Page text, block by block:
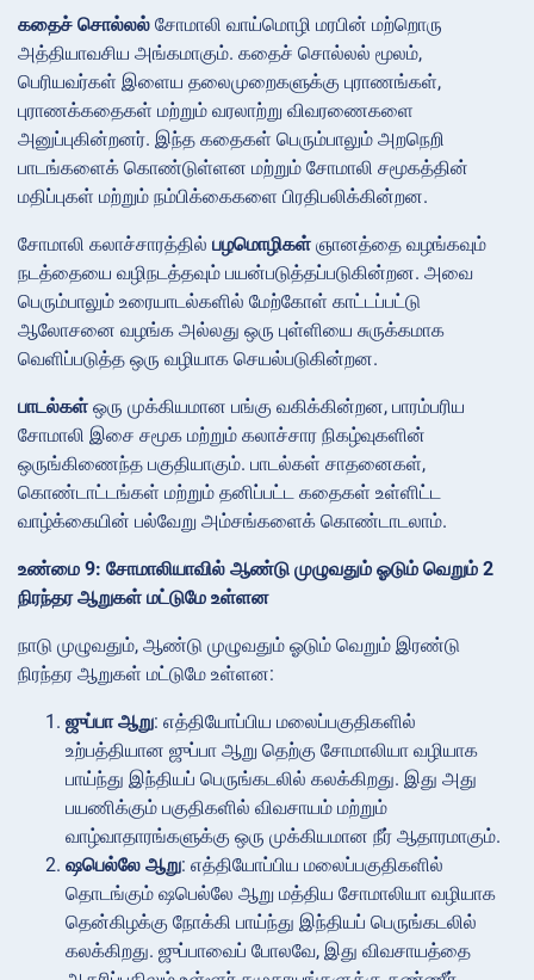
கதைச் சொல்லல் சோமாலி வாய்மொழி மரபின் மற்றொரு
அத்தியாவசிய அங்கமாகும். கதைச் சொல்லல் மூலம்,
பெரியவர்கள் இளைய தலைமுறைகளுக்கு புராணங்கள்,
புராணக்கதைகள் மற்றும் வரலாற்று விவரணைகளை
அனுப்புகின்றனர். இந்த கதைகள் பெரும்பாலும் அறநெறி
பாடங்களைக் கொண்டுள்ளன மற்றும் சோமாலி சமூகத்தின்
மதிப்புகள் மற்றும் நம்பிக்கைகளை பிரதிபலிக்கின்றன.
சோமாலி கலாச்சாரத்தில் பழமொழிகள் ஞானத்தை வழங்கவும்
நடத்தையை வழிநடத்தவும் பயன்படுத்தப்படுகின்றன. அவை
பெரும்பாலும் உரையாடல்களில் மேற்கோள் காட்டப்பட்டு
ஆலோசனை வழங்க அல்லது ஒரு புள்ளியை சுருக்கமாக
வெளிப்படுத்த ஒரு வழியாக செயல்படுகின்றன.
பாடல்கள் ஒரு முக்கியமான பங்கு வகிக்கின்றன, பாரம்பரிய
சோமாலி இசை சமூக மற்றும் கலாச்சார நிகழ்வுகளின்
ஒருங்கிணைந்த பகுதியாகும். பாடல்கள் சாதனைகள்,
கொண்டாட்டங்கள் மற்றும் தனிப்பட்ட கதைகள் உள்ளிட்ட
வாழ்க்கையின் பல்வேறு அம்சங்களைக் கொண்டாடலாம்.
உண்மை 9: சோமாலியாவில் ஆண்டு முழுவதும் ஓடும் வெறும் 2
நிரந்தர ஆறுகள் மட்டுமே உள்ளன
நாடு முழுவதும், ஆண்டு முழுவதும் ஓடும் வெறும் இரண்டு
நிரந்தர ஆறுகள் மட்டுமே உள்ளன:
ஜுப்பா ஆறு: எத்தியோப்பிய மலைப்பகுதிகளில்
உற்பத்தியான ஜுப்பா ஆறு தெற்கு சோமாலியா வழியாக
பாய்ந்து இந்தியப் பெருங்கடலில் கலக்கிறது. இது அது
பயணிக்கும் பகுதிகளில் விவசாயம் மற்றும்
வாழ்வாதாரங்களுக்கு ஒரு முக்கியமான நீர் ஆதாரமாகும்.
ஷபெல்லே ஆறு: எத்தியோப்பிய மலைப்பகுதிகளில்
தொடங்கும் ஷபெல்லே ஆறு மத்திய சோமாலியா வழியாக
தென்கிழக்கு நோக்கி பாய்ந்து இந்தியப் பெருங்கடலில்
கலக்கிறது. ஜுப்பாவைப் போலவே, இது விவசாயத்தை